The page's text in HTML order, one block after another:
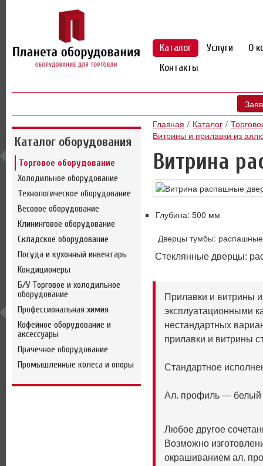
Каталог Услуги
О
Контакты
Каталог оборудования
Торговое оборудование
Холодильное оборудование
Технологическое оборудование
Весовое оборудование
Клининговое оборудование
Складское оборудование
Посуда и кухонный инвентарь
Кондиционеры
Б/У Торговое и холодильное
оборудование
Профессиональная химия
Кофейное оборудование и
аксессуары
Прачечное оборудование
Промышленные колеса и опоры
Главная Каталог
Витрины и прилавки из
Витрина
Глубина: 500 мм
Дверцы тумбы: распашные
Стеклянные дверцы:
Прилавки и витрины
эксплуатационными
нестандартных
прилавки и витрины
Стандартное
Ал. профиль — белый
Любое другое
Возможно
окрашиванием ал.